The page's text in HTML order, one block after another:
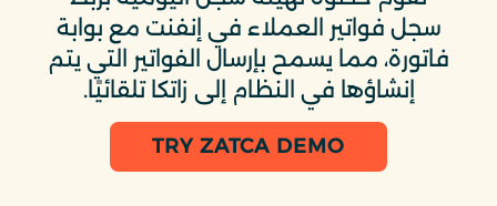
سجل فواتير العملاء في إنفنت مع بوابة
فاتورة، مما يسمح بإرسال الفواتير التي يتم
إنشاؤها في النظام إلى زاتكا تلقائيًا.
TRY ZATCA DEMO